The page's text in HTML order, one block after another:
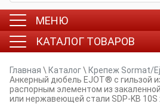
МЕНЮ
КАТАЛОГ ТОВАРОВ
Главная \ Каталог\ Крепеж Sormat/
Анкерный дюбель EJOT® с гильзой
распорным элементом из
или нержавеющей стали SDP-KB 10S